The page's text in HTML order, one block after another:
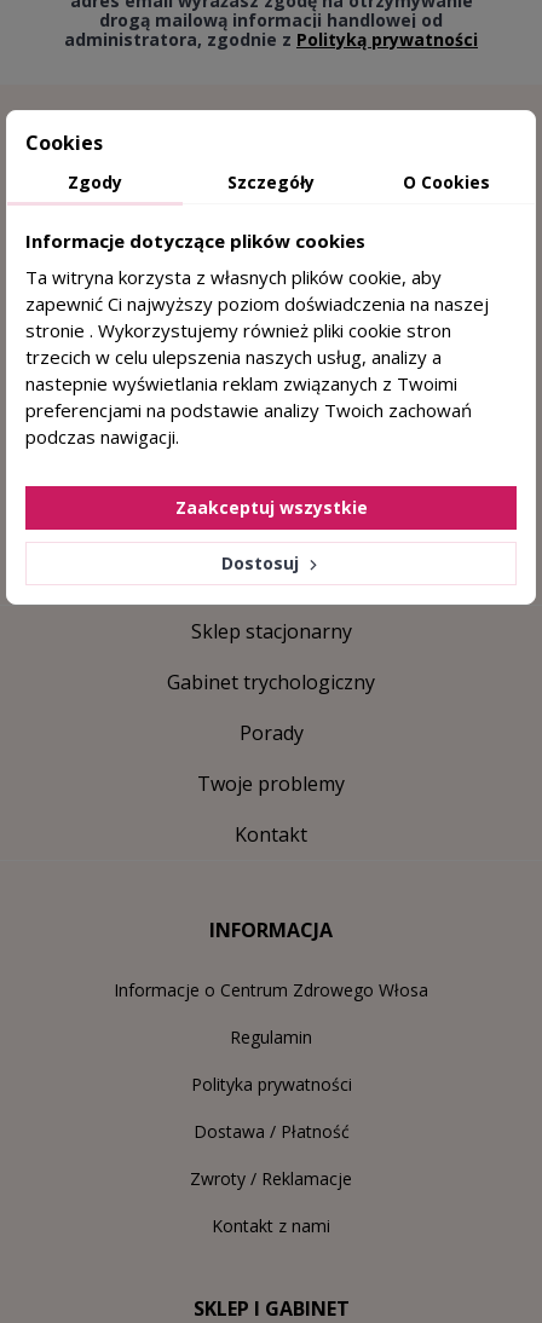
drogą mailową informacji handlowej od
administratora, zgodnie z Polityką prywatności
15 lat doświadczenia w trychologii
Sprawdzone przez trychologa
DERMOKOSMETYKI DO WŁOSÓW I SKÓRY
+48 884 330 722(pn. - pt. 8:00 - 15:00)
sklep@centrumzdrowegowlosa.pl
Sklep stacjonarny
Gabinet trychologiczny
Porady
Twoje problemy
Kontakt
INFORMACJA
Informacje o Centrum Zdrowego Włosa
Regulamin
Polityka prywatności
Dostawa / Płatność
Zwroty / Reklamacje
Kontakt z nami
SKLEP I GABINET
Cookies
Zgody Szczegóły O Cookies
Informacje dotyczące plików cookies
Ta witryna korzysta z własnych plików cookie, aby
zapewnić Ci najwyższy poziom doświadczenia na naszej
stronie . Wykorzystujemy również pliki cookie stron
trzecich w celu ulepszenia naszych usług, analizy a
nastepnie wyświetlania reklam związanych z Twoimi
preferencjami na podstawie analizy Twoich zachowań
podczas nawigacji.
Dostosuj
Zaakceptuj wszystkie